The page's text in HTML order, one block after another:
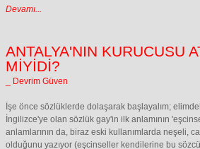
Devamı...
ANTALYA'NIN KURUCUSU
MİYİDİ?
_ Devrim Güven
İşe önce sözlüklerde dolaşarak başlayalım;
İngilizce'ye olan sözlük gay'in ilk anlamının
anlamlarının da, biraz eski kullanımlarda neşeli,
olduğunu yazıyor (eşcinseller kendilerine bu